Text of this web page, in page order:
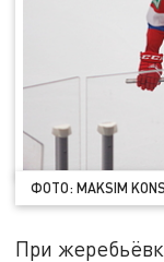
ФОТО: MAKSIM
При